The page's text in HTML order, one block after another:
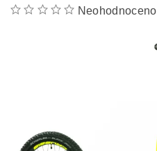
Neohodnoceno